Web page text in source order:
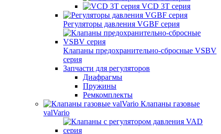
VCD 3T серия
Регуляторы давления VGBF серия
Клапаны предохранительно-сбросные VSBV
серия
Запчасти для регуляторов
Диафрагмы
Пружины
Ремкомплекты
Клапаны газовые
valVario